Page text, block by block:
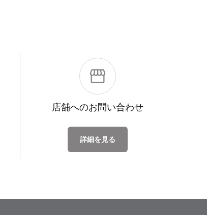
店舗へのお問い合わせ
詳細を見る